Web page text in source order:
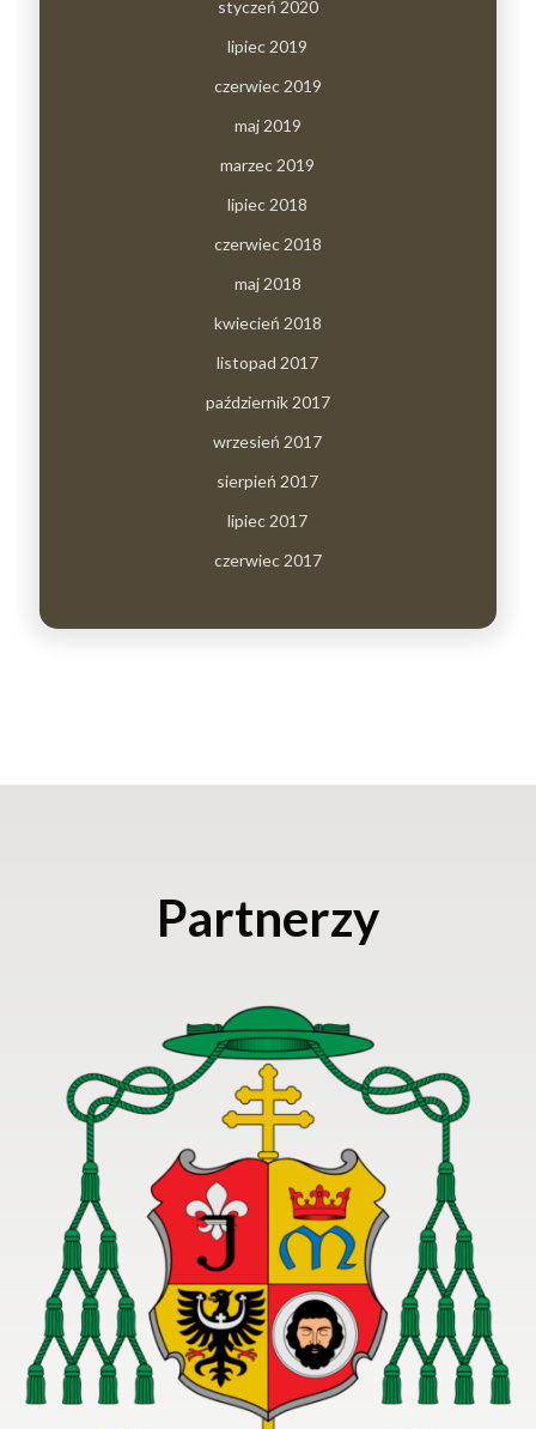
styczeń 2020
lipiec 2019
czerwiec 2019
maj 2019
marzec 2019
lipiec 2018
czerwiec 2018
maj 2018
kwiecień 2018
listopad 2017
październik 2017
wrzesień 2017
sierpień 2017
lipiec 2017
czerwiec 2017
Partnerzy